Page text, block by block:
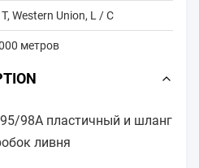
Western Union, L / C
метров
98A пластичный и шланг
ливня